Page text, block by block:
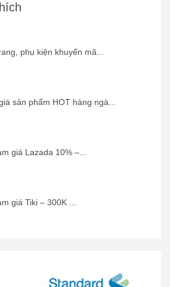
phụ kiện khuyến mã...
sản phẩm HOT hàng ngà...
giá Lazada 10% –...
giá Tiki – 300K ...